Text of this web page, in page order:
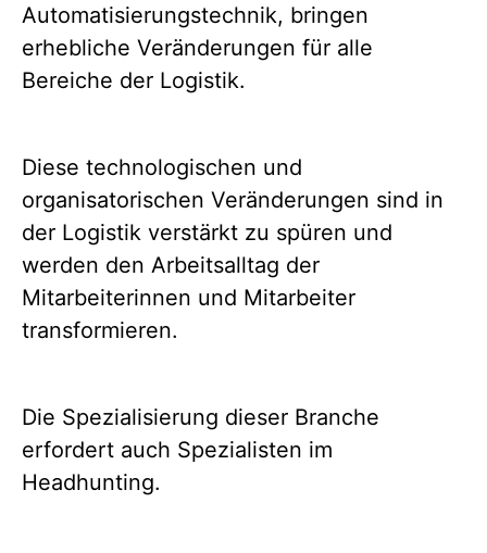
Automatisierungstechnik, bringen
erhebliche Veränderungen für alle
Bereiche der Logistik.
Diese technologischen und
organisatorischen Veränderungen sind in
der Logistik verstärkt zu spüren und
werden den Arbeitsalltag der
Mitarbeiterinnen und Mitarbeiter
transformieren.
Die Spezialisierung dieser Branche
erfordert auch Spezialisten im
Headhunting.